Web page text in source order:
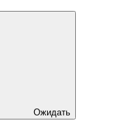
Ожидать